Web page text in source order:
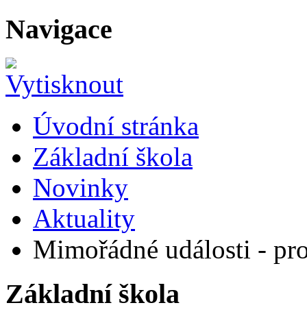
Navigace
Úvodní stránka
Základní škola
Novinky
Aktuality
Mimořádné události -
Základní škola